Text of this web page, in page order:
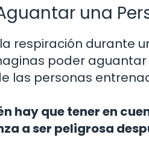
una
respiración durante
poder
las personas
hay que tener en
a ser peligrosa